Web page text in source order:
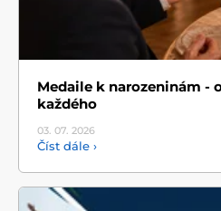
Medaile k narozeninám -
každého
03. 07. 2026
Číst dále ›